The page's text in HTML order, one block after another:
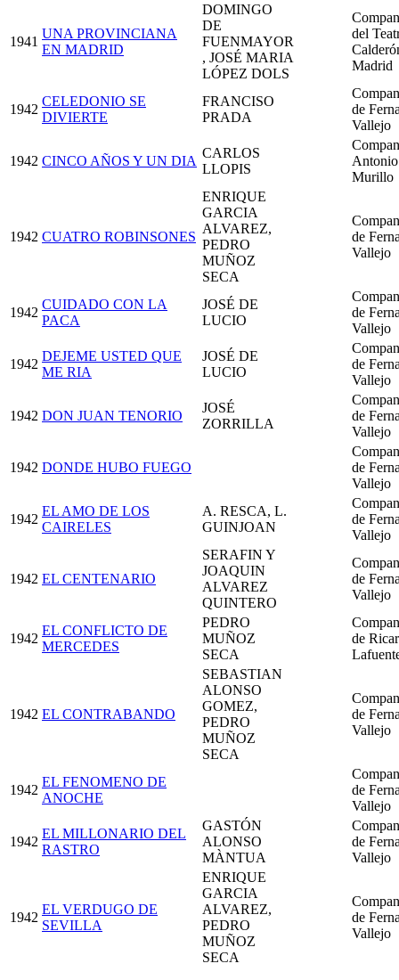
1941
UNA PROVINCIANA
EN MADRID
DOMINGO
DE
FUENMAYOR
, JOSÉ MARIA
LÓPEZ DOLS
del
Madrid
1942
CELEDONIO SE
DIVIERTE
FRANCISO
PRADA
de
Vallejo
1942 CINCO AÑOS Y UN DIA
CARLOS
LLOPIS
Antonio
Murillo
1942 CUATRO ROBINSONES
ENRIQUE
GARCIA
ALVAREZ,
PEDRO
MUÑOZ
SECA
de
Vallejo
1942
CUIDADO CON LA
PACA
JOSÉ DE
LUCIO
de
Vallejo
1942
DEJEME USTED QUE
ME RIA
JOSÉ DE
LUCIO
de
Vallejo
1942 DON JUAN TENORIO
JOSÉ
ZORRILLA
de
Vallejo
1942 DONDE HUBO FUEGO
de
Vallejo
1942
EL AMO DE LOS
CAIRELES
A. RESCA, L.
GUINJOAN
de
Vallejo
1942 EL CENTENARIO
SERAFIN Y
JOAQUIN
ALVAREZ
QUINTERO
de
Vallejo
1942
EL CONFLICTO DE
MERCEDES
PEDRO
MUÑOZ
SECA
de
1942 EL CONTRABANDO
SEBASTIAN
ALONSO
GOMEZ,
PEDRO
MUÑOZ
SECA
de
Vallejo
1942
EL FENOMENO DE
ANOCHE
de
Vallejo
1942
EL MILLONARIO DEL
RASTRO
GASTÓN
ALONSO
MÀNTUA
de
Vallejo
1942
EL VERDUGO DE
SEVILLA
ENRIQUE
GARCIA
ALVAREZ,
PEDRO
MUÑOZ
SECA
de
Vallejo